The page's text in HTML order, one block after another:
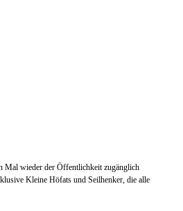
Mal wieder der Öffentlichkeit zugänglich
Kleine Höfats und Seilhenker, die alle